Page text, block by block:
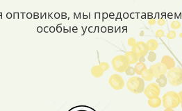
оптовиков, мы предоставляем
особые условия